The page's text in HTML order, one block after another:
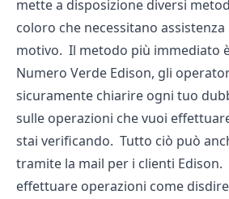
mette a disposizione diversi
coloro che necessitano
motivo. Il metodo più immediato
Numero Verde Edison, gli
sicuramente chiarire ogni tuo
sulle operazioni che vuoi
stai verificando. Tutto ciò può
tramite la mail per i clienti Edison.
effettuare operazioni come